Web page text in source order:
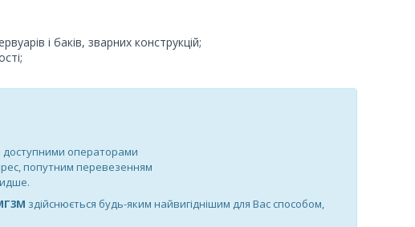
і баків, зварних конструкцій;
операторами
попутним перевезенням
здійснюється будь-яким найвигіднішим для Вас способом,